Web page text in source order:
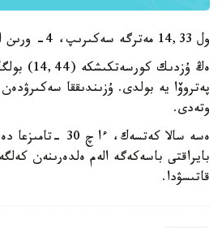
ول 14,33 مەترگە سەكىرىپ، 4- ورىن الدى.
ەڭ ۇزدىك
وتەدى.
ەسە سالا كەتسەك، ءا
قاتىسۋدا.